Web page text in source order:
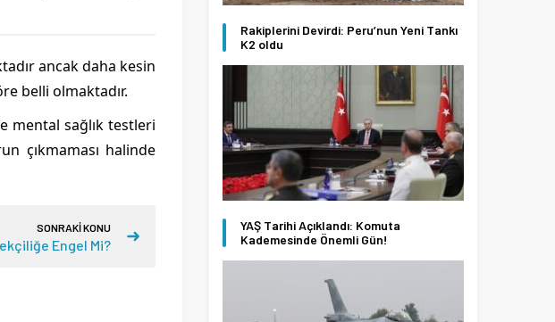
ancak daha kesin
belli olmaktadır.
mental sağlık testleri
çıkmaması halinde
SONRAKİ KONU
Engel Mi?
Rakiplerini Devirdi: Peru’nun Yeni Tankı
K2 oldu
YAŞ Tarihi Açıklandı: Komuta
Kademesinde Önemli Gün!